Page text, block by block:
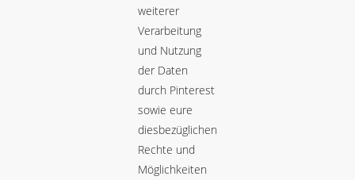
weiterer
Verarbeitung
und Nutzung
der Daten
durch Pinterest
sowie eure
diesbezüglichen
Rechte und
Möglichkeiten